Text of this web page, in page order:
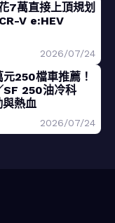
7萬直接上頂規划
V e:HEV
2026/07/24
元250檔車推薦！
250油冷科
與熱血
2026/07/24